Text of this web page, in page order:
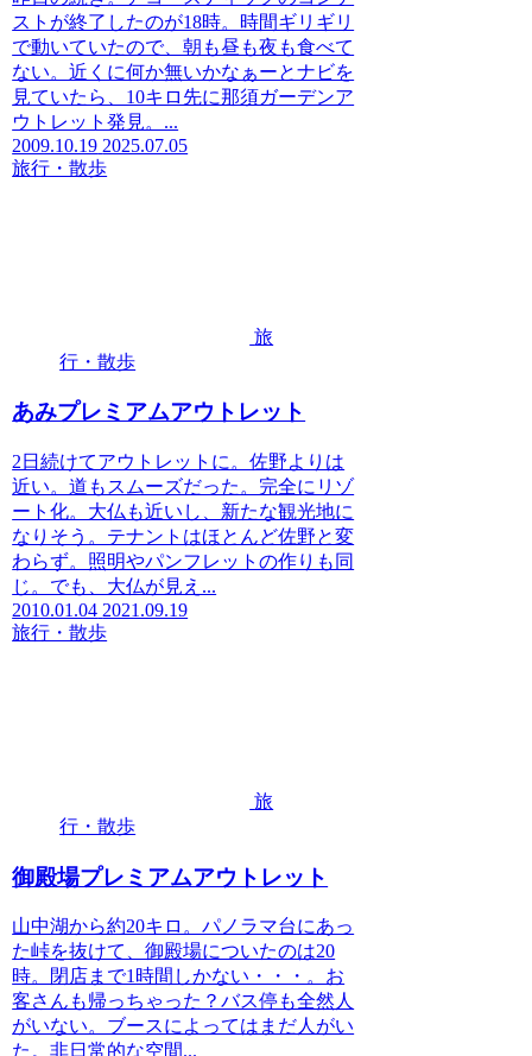
ストが終了したのが18時。時間ギリギリ
で動いていたので、朝も昼も夜も食べて
ない。近くに何か無いかなぁーとナビを
見ていたら、10キロ先に那須ガーデンア
ウトレット発見。...
2009.10.19 2025.07.05
旅行・散歩
旅
行・散歩
あみプレミアムアウトレット
2日続けてアウトレットに。佐野よりは
近い。道もスムーズだった。完全にリゾ
ート化。大仏も近いし、新たな観光地に
なりそう。テナントはほとんど佐野と変
わらず。照明やパンフレットの作りも同
じ。でも、大仏が見え...
2010.01.04 2021.09.19
旅行・散歩
旅
行・散歩
御殿場プレミアムアウトレット
山中湖から約20キロ。パノラマ台にあっ
た峠を抜けて、御殿場についたのは20
時。閉店まで1時間しかない・・・。お
客さんも帰っちゃった？バス停も全然人
がいない。ブースによってはまだ人がい
た。非日常的な空間...